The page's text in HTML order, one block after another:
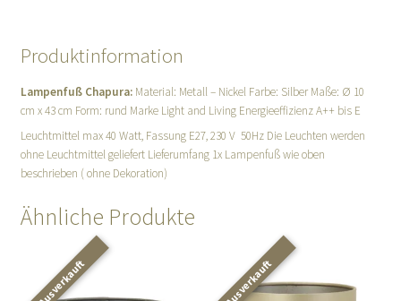
Produktinformation
Lampenfuß Chapura:Material: Metall – Nickel Farbe: Silber Maße: Ø 10
cm x 43 cm Form: rund Marke Light and Living Energieeffizienz A++ bis E
Leuchtmittel max 40 Watt, Fassung E27, 230 V 50Hz Die Leuchten werden
ohne Leuchtmittel geliefert Lieferumfang 1x Lampenfuß wie oben
beschrieben ( ohne Dekoration)
Ähnliche Produkte